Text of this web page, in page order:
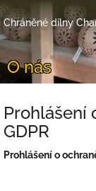
Přejít
na
obsah
Chráněné dílny
O nás
Prohlášení
GDPR
Prohlášení o